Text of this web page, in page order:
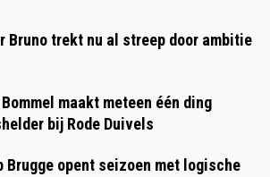
Bruno trekt nu al streep door ambitie
maakt meteen één ding
bij Rode Duivels
Brugge opent seizoen met logische